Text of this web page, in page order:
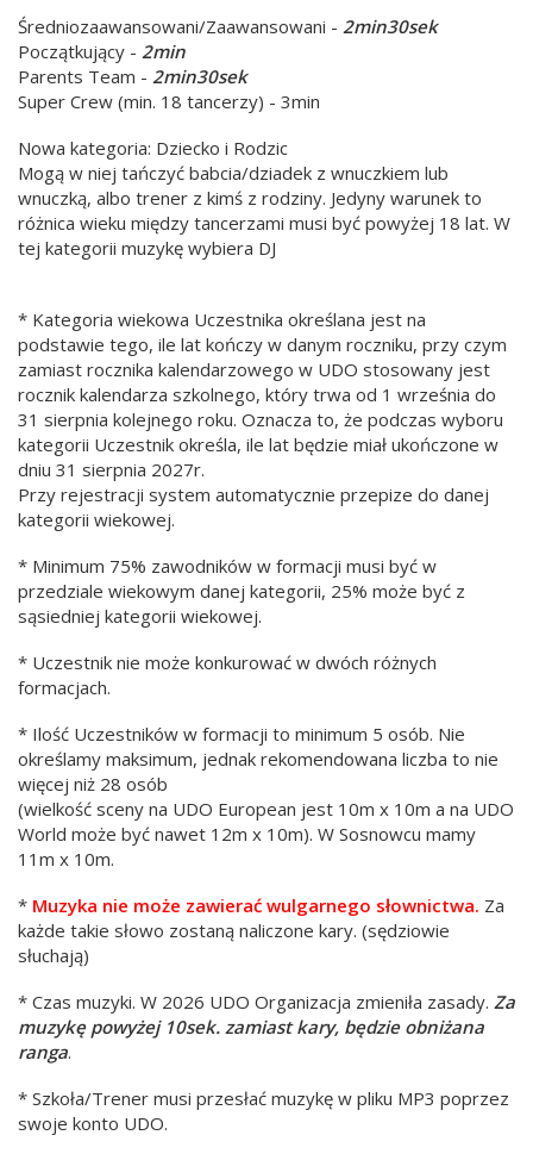
Średniozaawansowani/Zaawansowani - 2min30sek
Początkujący - 2min
Parents Team - 2min30sek
Super Crew (min. 18 tancerzy) - 3min
Nowa kategoria: Dziecko i Rodzic
Mogą w niej tańczyć babcia/dziadek z wnuczkiem lub
wnuczką, albo trener z kimś z rodziny. Jedyny warunek to
różnica wieku między tancerzami musi być powyżej 18 lat. W
tej kategorii muzykę wybiera DJ
* Kategoria wiekowa Uczestnika określana jest na
podstawie tego, ile lat kończy w danym roczniku, przy czym
zamiast rocznika kalendarzowego w UDO stosowany jest
rocznik kalendarza szkolnego, który trwa od 1 września do
31 sierpnia kolejnego roku. Oznacza to, że podczas wyboru
kategorii Uczestnik określa, ile lat będzie miał ukończone w
dniu 31 sierpnia 2027r.
Przy rejestracji system automatycznie przepize do danej
kategorii wiekowej.
* Minimum 75% zawodników w formacji musi być w
przedziale wiekowym danej kategorii, 25% może być z
sąsiedniej kategorii wiekowej.
* Uczestnik nie może konkurować w dwóch różnych
formacjach.
* Ilość Uczestników w formacji to minimum 5 osób. Nie
określamy maksimum, jednak rekomendowana liczba to nie
więcej niż 28 osób
(wielkość sceny na UDO European jest 10m x 10m a na UDO
World może być nawet 12m x 10m). W Sosnowcu mamy
11m x 10m.
* Muzyka nie może zawierać wulgarnego słownictwa. Za
każde takie słowo zostaną naliczone kary. (sędziowie
słuchają)
* Czas muzyki. W 2026 UDO Organizacja zmieniła zasady. Za
muzykę powyżej 10sek. zamiast kary, będzie obniżana
ranga.
* Szkoła/Trener musi przesłać muzykę w pliku MP3 poprzez
swoje konto UDO.